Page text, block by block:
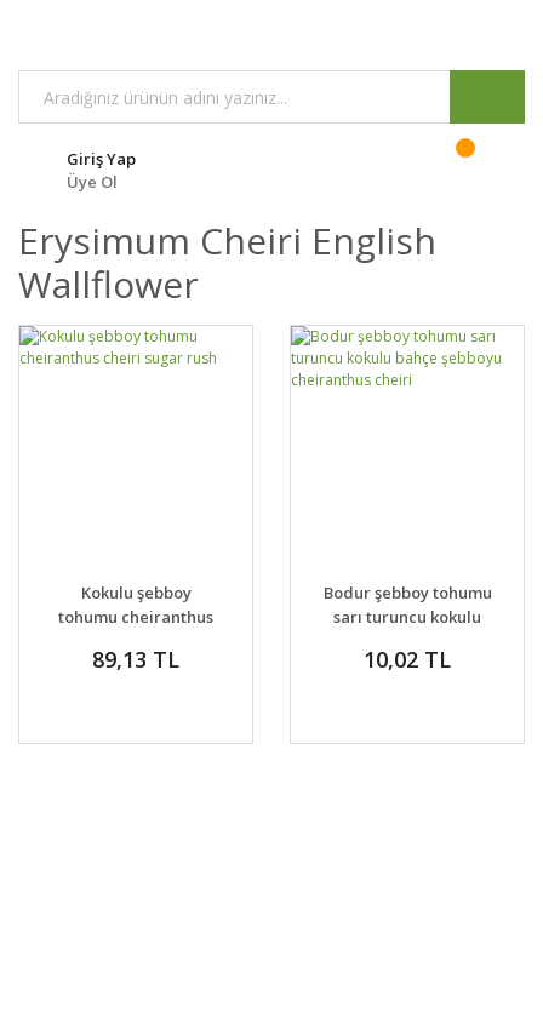
Giriş Yap
Üye Ol
Erysimum Cheiri English
Wallflower
DETAYLAR
VER
Kokulu şebboy
tohumu cheiranthus
89,13 TL
DETAYLAR
VER
Bodur şebboy tohumu
sarı turuncu kokulu
cheiranthus cheiri
10,02 TL